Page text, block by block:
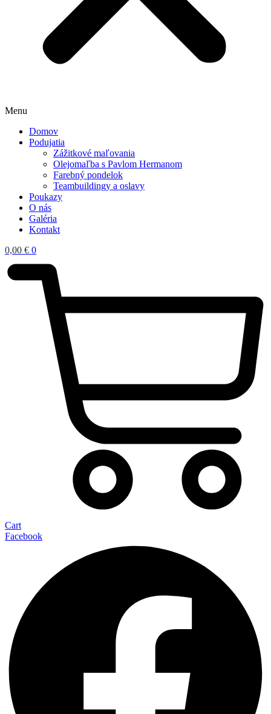
Menu
Domov
Podujatia
Zážitkové maľovania
Olejomaľba s Pavlom Hermanom
Farebný pondelok
Teambuildingy a oslavy
Poukazy
O nás
Galéria
Kontakt
0,00 € 0
Cart
Facebook